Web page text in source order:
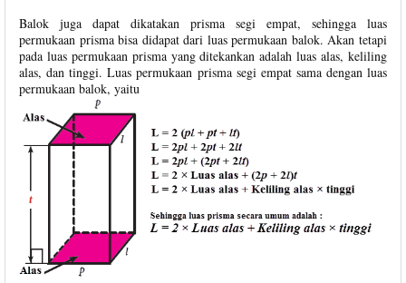
Balok juga dapat dikatakan prisma segi empat, sehingga luas
permukaan prisma bisa didapat dari luas permukaan balok. Akan tetapi
pada luas permukaan prisma yang ditekankan adalah luas alas, keliling
alas, dan tinggi. Luas permukaan prisma segi empat sama dengan luas
permukaan balok, yaitu